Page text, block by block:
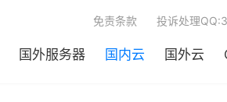
国外服务器 国内云 国外云
免责条款 投诉处理